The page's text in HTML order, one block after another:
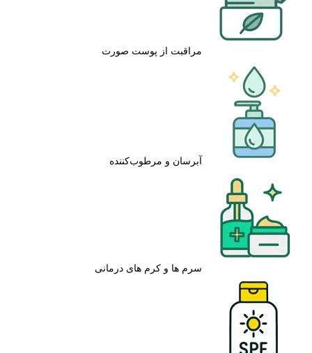
مراقبت از پوست صورت
آبرسان و مرطوب‌کننده
سرم ها و کرم های درمانی